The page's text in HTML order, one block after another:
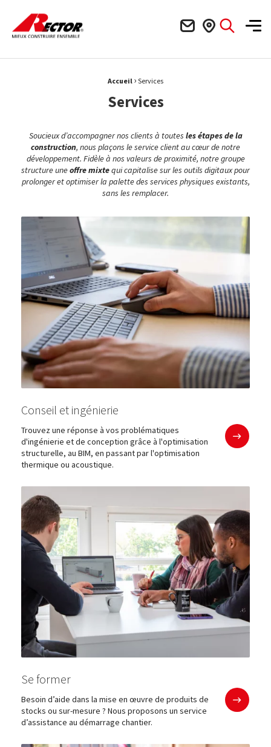
Rector Mieux construire ensemble
Accueil › Services
Services
Soucieux d’accompagner nos clients à toutes les étapes de la
construction, nous plaçons le service client au cœur de notre
développement. Fidèle à nos valeurs de proximité, notre groupe
structure uneoffre mixtequi capitalise sur les outils digitaux pour
prolonger et optimiser la palette des services physiques existants,
sans les remplacer.
Conseil et ingénierie
Trouvez une réponse à vos problématiques
d'ingénierie et de conception grâce à l'optimisation
structurelle, au BIM, en passant par l'optimisation
thermique ou acoustique.
En savoir
Se former
Besoin d’aide dans la mise en œuvre de produits de
stocks ou sur-mesure ? Nous proposons un service
d’assistance au démarrage chantier.
En savoir